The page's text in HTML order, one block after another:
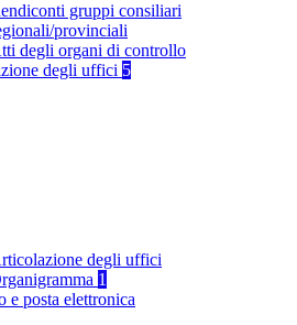
gruppi consiliari
provinciali
degli organi di controllo
degli uffici 5
degli uffici
1
e posta elettronica